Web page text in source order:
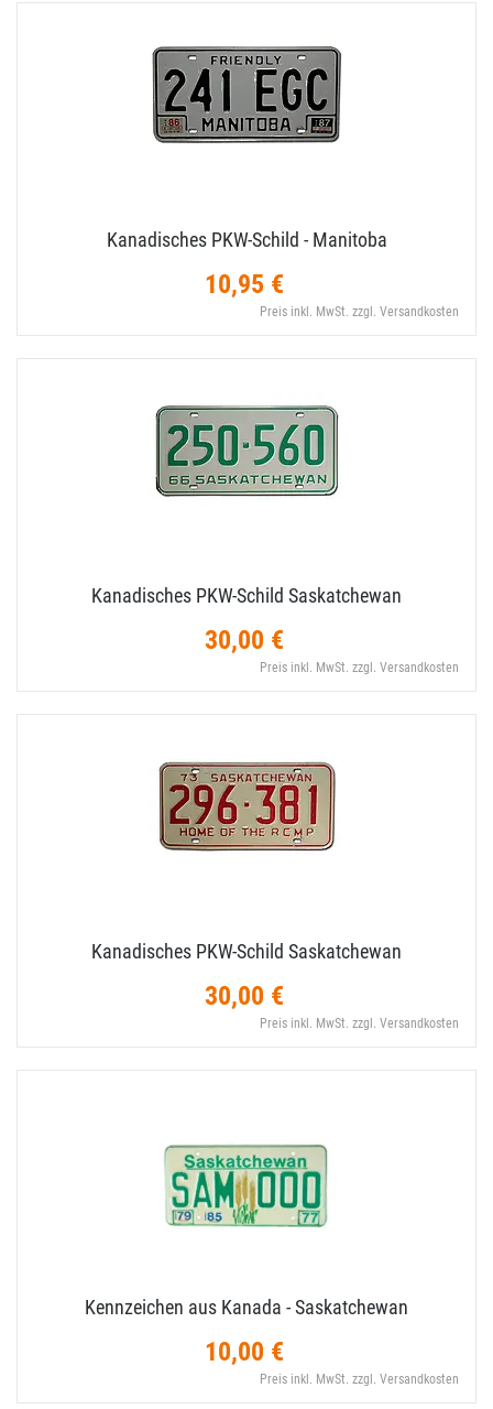
Kanadisches PKW-​Schild - Manitoba
10,95 €
Preis inkl. MwSt. zzgl. Versandkosten
Kanadisches PKW-​Schild Saskatchewan
30,00 €
Preis inkl. MwSt. zzgl. Versandkosten
Kanadisches PKW-​Schild Saskatchewan
30,00 €
Preis inkl. MwSt. zzgl. Versandkosten
Kennzeichen aus Kanada - Saskatchewan
10,00 €
Preis inkl. MwSt. zzgl. Versandkosten